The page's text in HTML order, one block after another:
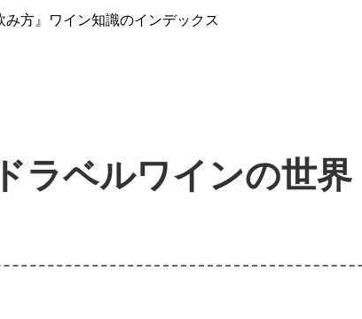
方』ワイン知識のインデックス
ラベルワインの世界